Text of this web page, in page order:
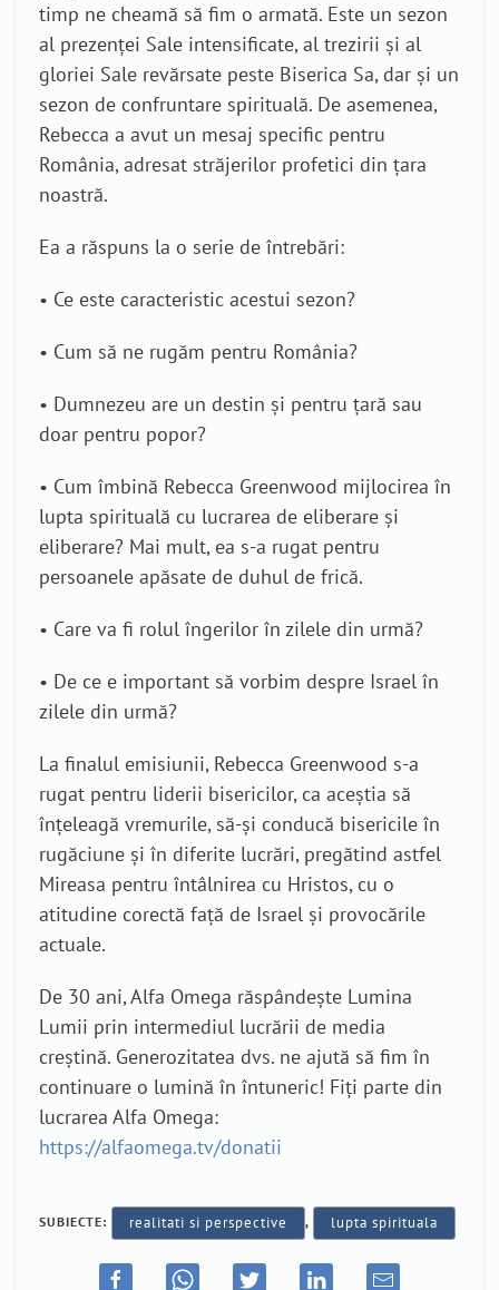
timp ne cheamă să fim o armată. Este un sezon
al prezenței Sale intensificate, al trezirii și al
gloriei Sale revărsate peste Biserica Sa, dar și un
sezon de confruntare spirituală. De asemenea,
Rebecca a avut un mesaj specific pentru
România, adresat străjerilor profetici din țara
noastră.
Ea a răspuns la o serie de întrebări:
• Ce este caracteristic acestui sezon?
• Cum să ne rugăm pentru România?
• Dumnezeu are un destin și pentru țară sau
doar pentru popor?
• Cum îmbină Rebecca Greenwood mijlocirea în
lupta spirituală cu lucrarea de eliberare și
eliberare? Mai mult, ea s-a rugat pentru
persoanele apăsate de duhul de frică.
• Care va fi rolul îngerilor în zilele din urmă?
• De ce e important să vorbim despre Israel în
zilele din urmă?
La finalul emisiunii, Rebecca Greenwood s-a
rugat pentru liderii bisericilor, ca aceștia să
înțeleagă vremurile, să-și conducă bisericile în
rugăciune și în diferite lucrări, pregătind astfel
Mireasa pentru întâlnirea cu Hristos, cu o
atitudine corectă față de Israel și provocările
actuale.
De 30 ani, Alfa Omega răspândește Lumina
Lumii prin intermediul lucrării de media
creștină. Generozitatea dvs. ne ajută să fim în
continuare o lumină în întuneric! Fiți parte din
lucrarea Alfa Omega:
https://alfaomega.tv/donatii
SUBIECTE: realitati si perspective , lupta spirituala